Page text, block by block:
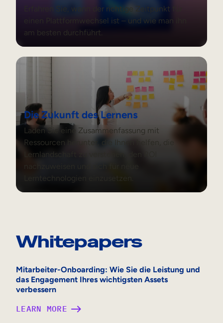
Erfahren Sie, wann der richtige Zeitpunkt für
einen Plattformwechsel ist – und wie man ihn
am besten durchführt.
Die Zukunft des Lernens
Die Zukunft des Lernens
Laden Sie eine Zusammenfassung mit
Ressourcen herunter, die Ihnen helfen, die
Lernlandschaft zu verstehen, den ROI
Lerntechnologien einzusetzen.
Whitepapers
Mitarbeiter-Onboarding: Wie Sie die Leistung und
das Engagement Ihres wichtigsten Assets
verbessern
LEARN MORE: